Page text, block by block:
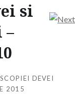
si
–
DEVEI
2015